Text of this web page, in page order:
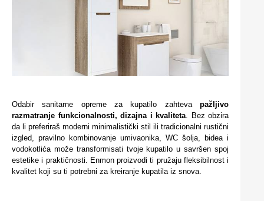
Odabir sanitarne opreme za kupatilo zahtevapažljivo
razmatranje funkcionalnosti, dizajna i kvaliteta. Bez obzira
da li preferiraš moderni minimalistički stil ili tradicionalni rustični
izgled, pravilno kombinovanje umivaonika, WC šolja, bidea i
vodokotlića može transformisati tvoje kupatilo u savršen spoj
estetike i praktičnosti. Enmon proizvodi ti pružaju fleksibilnost i
kvalitet koji su ti potrebni za kreiranje kupatila iz snova.